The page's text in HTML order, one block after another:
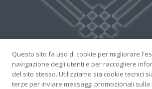
Questo sito fa uso di cookie per migliorare
navigazione degli utenti e per raccogliere
del sito stesso. Utilizziamo sia cookie tecnici
terze per inviare messaggi promozionali sulla